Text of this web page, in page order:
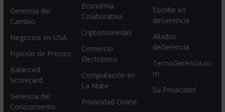
Gerencia del
Cambio
Negocios en USA
Fijación de Precios
Balanced
Scorecard
Gerencia del
Conocimiento
Economia
Colaborativa
Criptomonedas
Comercio
Electrónico
Computación en
La Nube
Privacidad Online
Escribir en
deGerencia
Aliados
deGerencia
TecnoGerencia.co
m
Su Privacidad